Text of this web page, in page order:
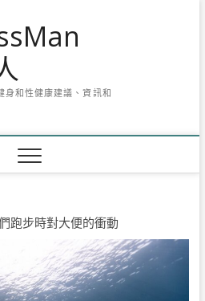
身和性健康建議、資訊和
跑步時對大便的衝動